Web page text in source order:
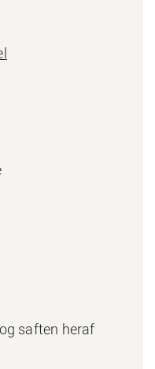
saften heraf